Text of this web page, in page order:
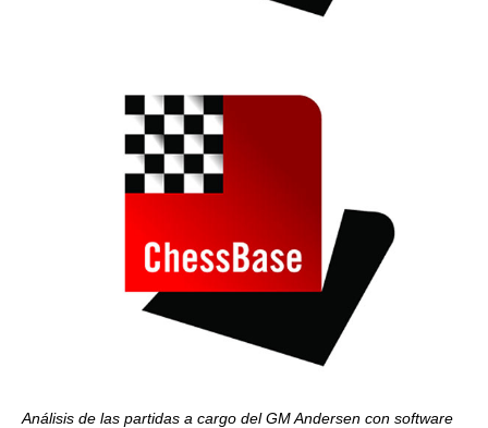
Análisis de las partidas a cargo del GM Andersen con software